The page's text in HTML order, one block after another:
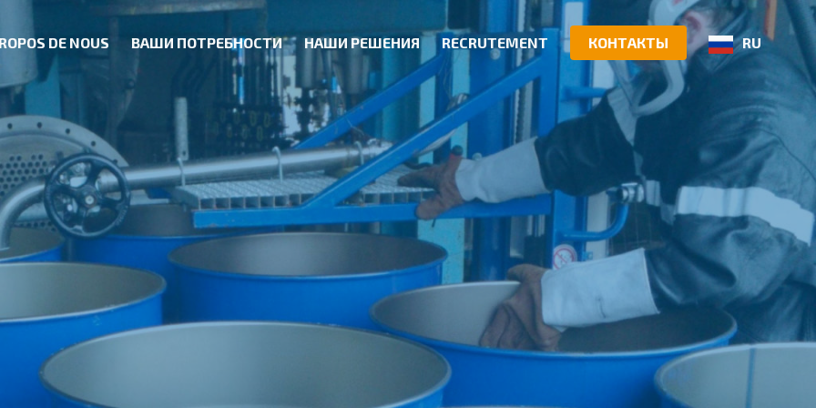
DE NOUS ВАШИ ПОТРЕБНОСТИ НАШИ РЕШЕНИЯ RECRUTEMENT КОНТАКТЫ RU